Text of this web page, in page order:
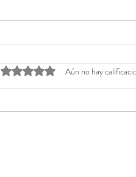
Obtuvo 0 de 5 estrellas.
Aún no hay